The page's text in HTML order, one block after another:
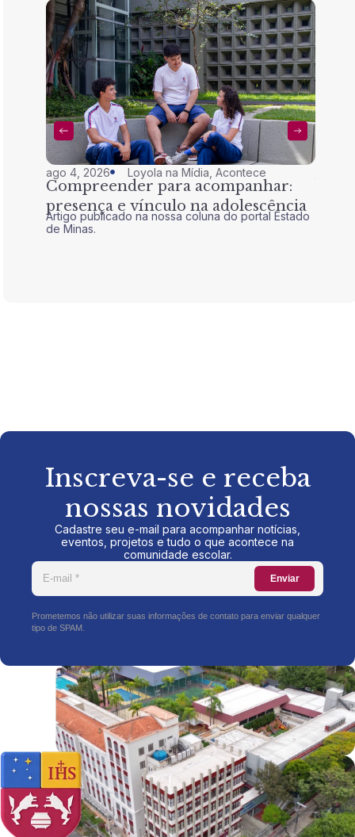
ago 4, 2026 Loyola na Mídia ,Acontece
Compreender para acompanhar:
presença e vínculo na adolescência
Artigo publicado na nossa coluna do portal Estado
de Minas.
Inscreva-se e receba
nossas novidades
Cadastre seu e-mail para acompanhar notícias,
eventos, projetos e tudo o que acontece na
comunidade escolar.
Enviar
Prometemos não utilizar suas informações de contato para enviar qualquer
tipo de SPAM.